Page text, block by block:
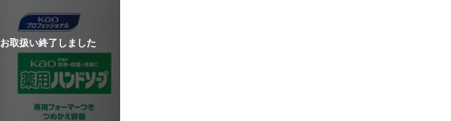
お取扱い終了しました